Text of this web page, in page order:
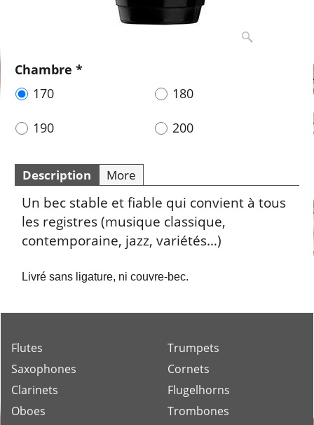
Chambre *
170
180
190 200
Description More
Un bec stable et fiable qui convient à tous
les registres (musique classique,
contemporaine, jazz, variétés…)
Livré sans ligature, ni couvre-bec.
Flutes
Saxophones
Clarinets
Oboes
Trumpets
Cornets
Flugelhorns
Trombones